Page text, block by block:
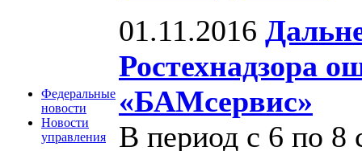
Федеральные
новости
Новости
управления
01.11.2016
Ростехнадзора
«БАМсервис»
В период с 6 по 8